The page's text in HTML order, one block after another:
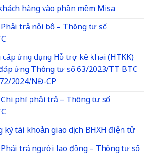
hàng vào phần mềm Misa
trả nội bộ – Thông tư số
ứng dụng Hỗ trợ kê khai (HTKK)
ứng Thông tư số 63/2023/TT-BTC
2024/NĐ-CP
phí phải trả – Thông tư số
ký tài khoản giao dịch BHXH điện tử
trả người lao động – Thông tư số